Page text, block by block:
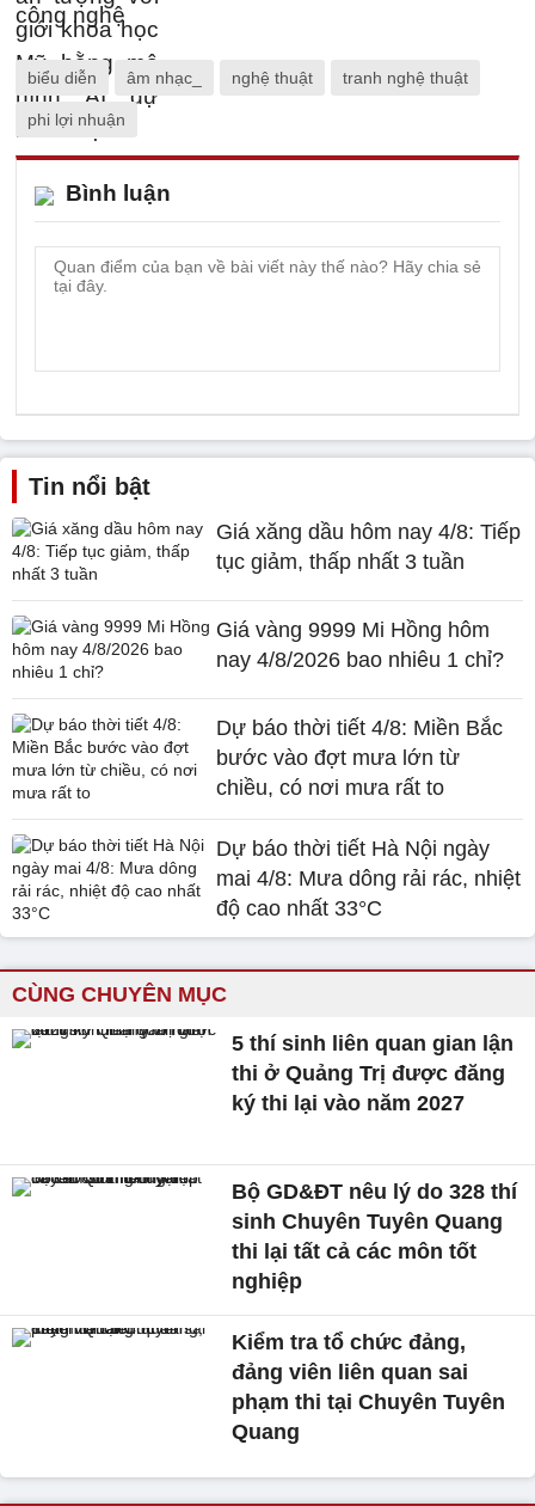
biểu diễn âm nhạc_ nghệ thuật tranh nghệ thuật
phi lợi nhuận
Bình luận
Tin nổi bật
Giá xăng dầu hôm nay 4/8: Tiếp
tục giảm, thấp nhất 3 tuần
Giá vàng 9999 Mi Hồng hôm
nay 4/8/2026 bao nhiêu 1 chỉ?
Dự báo thời tiết 4/8: Miền Bắc
bước vào đợt mưa lớn từ
chiều, có nơi mưa rất to
Dự báo thời tiết Hà Nội ngày
mai 4/8: Mưa dông rải rác, nhiệt
độ cao nhất 33°C
CÙNG CHUYÊN MỤC
5 thí sinh liên quan gian lận
thi ở Quảng Trị được đăng
ký thi lại vào năm 2027
Bộ GD&ĐT nêu lý do 328 thí
sinh Chuyên Tuyên Quang
thi lại tất cả các môn tốt
nghiệp
Kiểm tra tổ chức đảng,
đảng viên liên quan sai
phạm thi tại Chuyên Tuyên
Quang